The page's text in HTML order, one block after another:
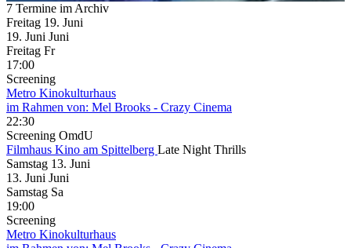
7 Termine im Archiv
Freitag 19. Juni
19. Juni Juni
Freitag Fr
17:00
Screening
Metro Kinokulturhaus
im Rahmen von: Mel Brooks - Crazy Cinema
22:30
Screening OmdU
Filmhaus Kino am Spittelberg Late Night Thrills
Samstag 13. Juni
13. Juni Juni
Samstag Sa
19:00
Screening
Metro Kinokulturhaus